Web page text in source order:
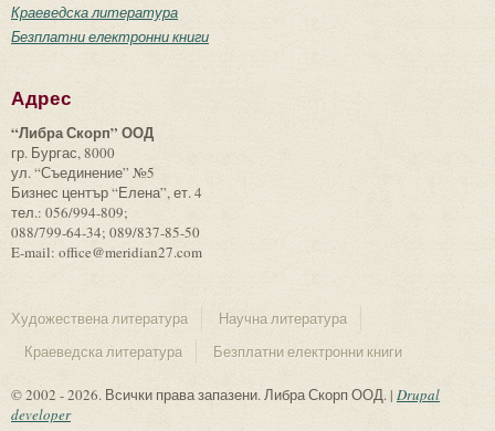
Краеведска литература
Безплатни електронни книги
Адрес
“Либра Скорп” ООД
гр. Бургас, 8000
ул. “Съединение” №5
Бизнес център “Елена”, ет. 4
тел.: 056/994-809;
088/799-64-34; 089/837-85-50
E-mail: office@meridian27.com
Художествена литература
Научна литература
Краеведска литература
Безплатни електронни книги
© 2002 - 2026. Всички права запазени. Либра Скорп ООД. | Drupal
developer